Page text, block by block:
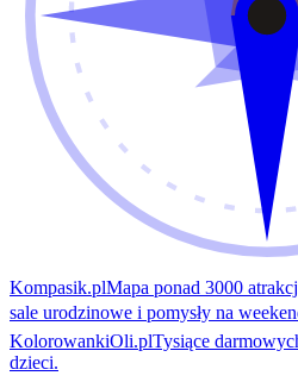
Kompasik.plMapa ponad 3000
sale urodzinowe i pomysły na
KolorowankiOli.plTysiące
dzieci.